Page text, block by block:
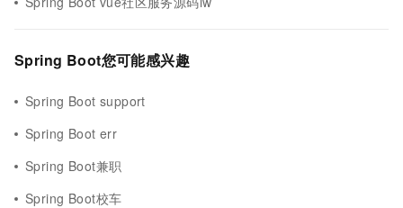
Spring Boot您可能感兴趣
Spring Boot support
Spring Boot err
Spring Boot兼职
Spring Boot校车